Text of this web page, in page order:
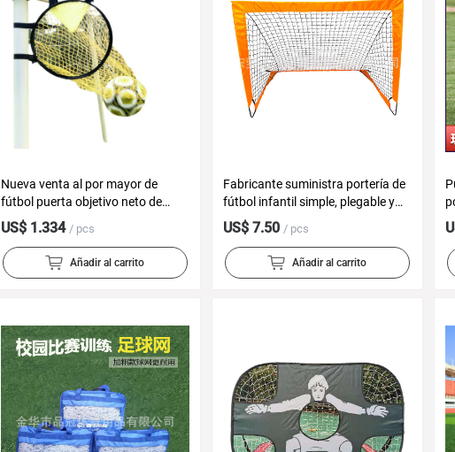
Nueva venta al por mayor de
fútbol puerta objetivo neto de
elevación hit neto plegable
práctica ola mundial ángulo
muerto fútbol neto
US$ 1.334 / pcs
Añadir al carrito
Fabricante suministra portería de
fútbol infantil simple, plegable y
portátil, equipo de entrenamiento
de fútbol fácil de usar para uso en
exteriores.
US$ 7.50 / pcs
Añadir al carrito